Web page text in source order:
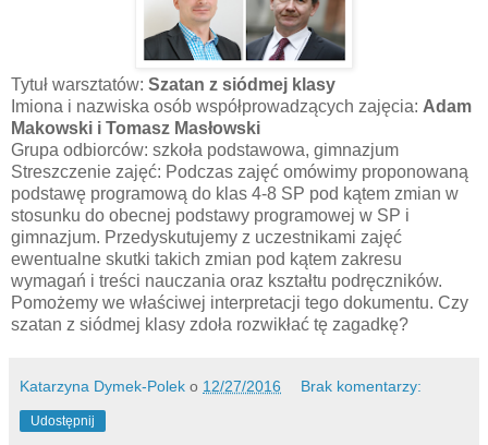
Tytuł warsztatów: Szatan z siódmej klasy
Imiona i nazwiska osób współprowadzących zajęcia: Adam
Makowski i Tomasz Masłowski
Grupa odbiorców: szkoła podstawowa, gimnazjum
Streszczenie zajęć: Podczas zajęć omówimy proponowaną
podstawę programową do klas 4-8 SP pod kątem zmian w
stosunku do obecnej podstawy programowej w SP i
gimnazjum. Przedyskutujemy z uczestnikami zajęć
ewentualne skutki takich zmian pod kątem zakresu
wymagań i treści nauczania oraz kształtu podręczników.
Pomożemy we właściwej interpretacji tego dokumentu. Czy
szatan z siódmej klasy zdoła rozwikłać tę zagadkę?
Katarzyna Dymek-Polek o 12/27/2016 Brak komentarzy:
Udostępnij